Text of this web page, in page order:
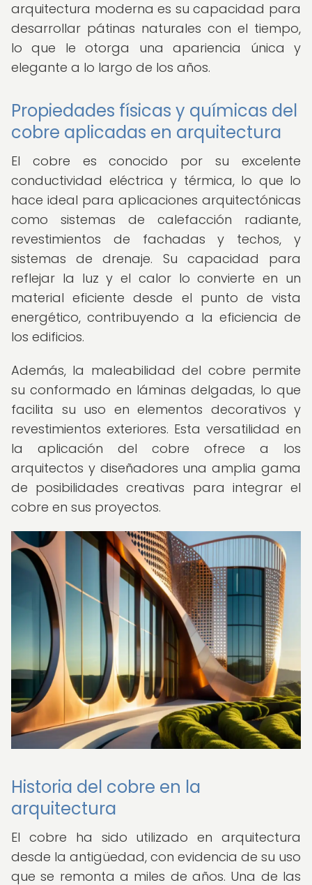
arquitectura moderna es su capacidad para
desarrollar pátinas naturales con el tiempo,
lo que le otorga una apariencia única y
elegante a lo largo de los años.
Propiedades físicas y químicas del
cobre aplicadas en arquitectura
El cobre es conocido por su excelente
conductividad eléctrica y térmica, lo que lo
hace ideal para aplicaciones arquitectónicas
como sistemas de calefacción radiante,
revestimientos de fachadas y techos, y
sistemas de drenaje. Su capacidad para
reflejar la luz y el calor lo convierte en un
material eficiente desde el punto de vista
energético, contribuyendo a la eficiencia de
los edificios.
Además, la maleabilidad del cobre permite
su conformado en láminas delgadas, lo que
facilita su uso en elementos decorativos y
revestimientos exteriores. Esta versatilidad en
la aplicación del cobre ofrece a los
arquitectos y diseñadores una amplia gama
de posibilidades creativas para integrar el
cobre en sus proyectos.
Historia del cobre en la
arquitectura
El cobre ha sido utilizado en arquitectura
desde la antigüedad, con evidencia de su uso
que se remonta a miles de años. Una de las